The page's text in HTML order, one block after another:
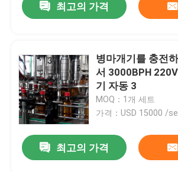
최고의 가격
병마개기를 충전
서 3000BPH
기 자동 3
MOQ：1개 세트
가격：USD 15000 /
최고의 가격